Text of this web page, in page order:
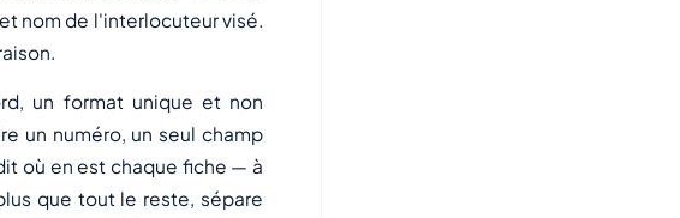
nom de l'interlocuteur visé.
un format unique et non
un numéro, un seul champ
où en est chaque fiche — à
que tout le reste, sépare